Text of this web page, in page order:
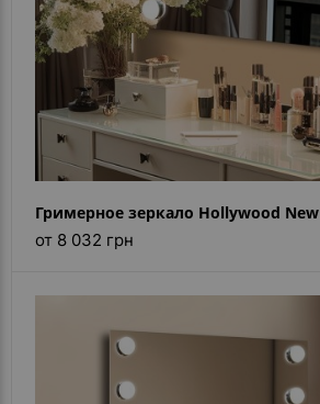
Гримерное зеркало Hollywood New
от 8 032 грн